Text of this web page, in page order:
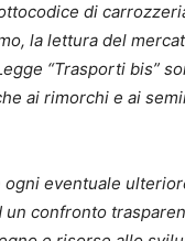
di
la lettura del
“Trasporti bis”
ai rimorchi e ai
eventuale
un confronto